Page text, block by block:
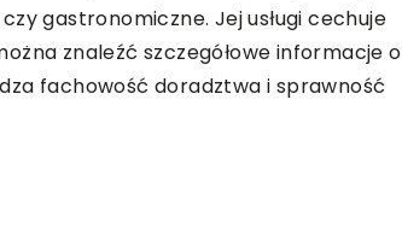
gastronomiczne. Jej usługi cechuje
znaleźć szczegółowe informacje o
fachowość doradztwa i sprawność